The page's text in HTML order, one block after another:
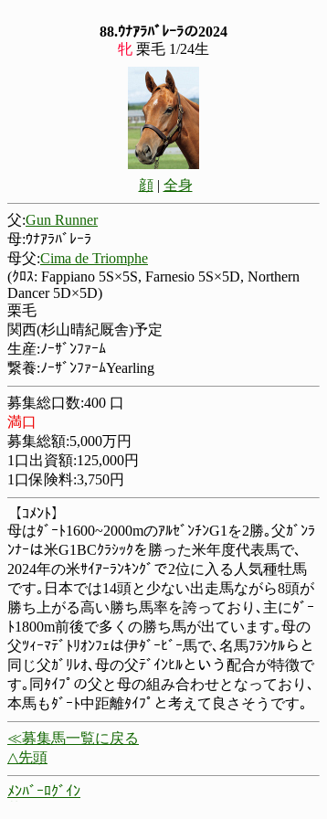
88.ｳﾅｱﾗﾊﾞﾚｰﾗの2024
牝 栗毛 1/24生
顔| 全身
父:Gun Runner
母:ｳﾅｱﾗﾊﾞﾚｰﾗ
母父:Cima de Triomphe
(ｸﾛｽ: Fappiano 5S×5S, Farnesio 5S×5D, Northern
Dancer 5D×5D)
栗毛
関西(杉山晴紀厩舎)予定
生産:ﾉｰｻﾞﾝﾌｧｰﾑ
繋養:ﾉｰｻﾞﾝﾌｧｰﾑYearling
募集総口数:400 口
満口
募集総額:5,000万円
1口出資額:125,000円
1口保険料:3,750円
【ｺﾒﾝﾄ】
母はﾀﾞｰﾄ1600~2000mのｱﾙｾﾞﾝﾁﾝG1を2勝｡父ｶﾞﾝﾗ
ﾝﾅｰは米G1BCｸﾗｼｯｸを勝った米年度代表馬で､
2024年の米ｻｲｱｰﾗﾝｷﾝｸﾞで2位に入る人気種牡馬
です｡日本では14頭と少ない出走馬ながら8頭が
勝ち上がる高い勝ち馬率を誇っており､主にﾀﾞｰ
ﾄ1800m前後で多くの勝ち馬が出ています｡母の
父ﾂｨｰﾏﾃﾞﾄﾘｵﾝﾌｪは伊ﾀﾞｰﾋﾞｰ馬で､名馬ﾌﾗﾝｹﾙらと
同じ父ｶﾞﾘﾚｵ､母の父ﾃﾞｲﾝﾋﾙという配合が特徴で
す｡同ﾀｲﾌﾟの父と母の組み合わせとなっており､
本馬もﾀﾞｰﾄ中距離ﾀｲﾌﾟと考えて良さそうです｡
≪募集馬一覧に戻る
△先頭
ﾒﾝﾊﾞｰﾛｸﾞｲﾝ